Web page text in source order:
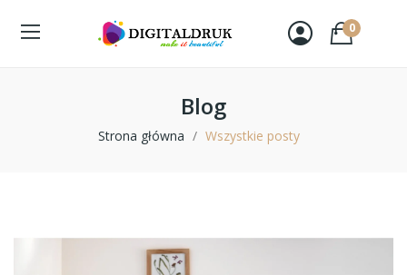
0
Blog
Strona główna Wszystkie posty